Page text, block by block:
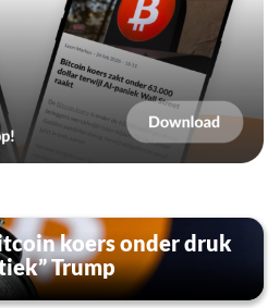
koers onder druk
Trump